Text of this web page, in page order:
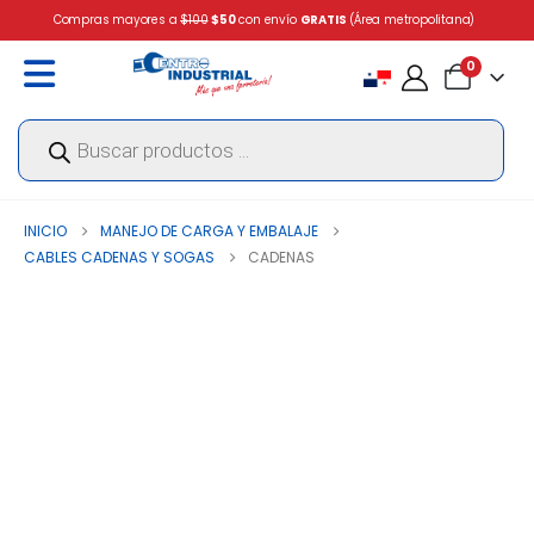
Compras mayores a$100 $50con envío GRATIS (Área metropolitana)
0
Búsqueda
productos
INICIO
MANEJO DE CARGA Y EMBALAJE
CABLES CADENAS Y SOGAS
CADENAS